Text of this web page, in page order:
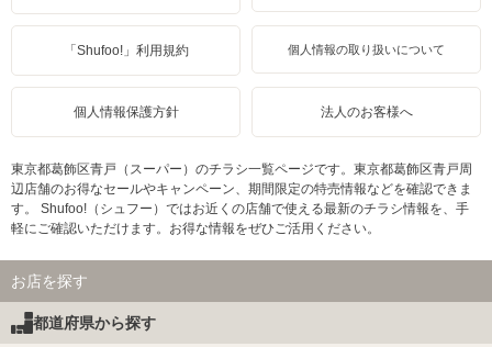
「Shufoo!」利用規約 個人情報の取り扱いについて
個人情報保護方針 法人のお客様へ
東京都葛飾区青戸（スーパー）のチラシ一覧ページです。東京都葛飾区青戸周
辺店舗のお得なセールやキャンペーン、期間限定の特売情報などを確認できま
す。 Shufoo!（シュフー）ではお近くの店舗で使える最新のチラシ情報を、手
軽にご確認いただけます。お得な情報をぜひご活用ください。
お店を探す
都道府県から探す